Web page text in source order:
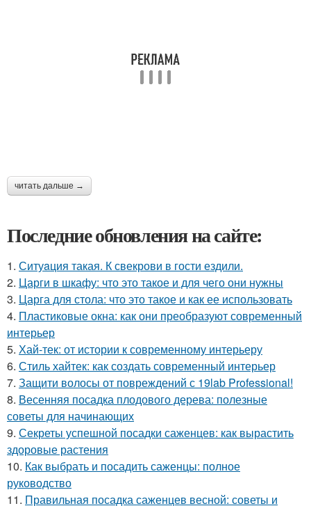
читать дальше →
Последние обновления на сайте:
1. Ситуaция такая. К свекрови в гости ездили.
2. Царги в шкафу: что это такое и для чего они нужны
3. Царга для стола: что это такое и как ее использовать
4. Пластиковые окна: как они преобразуют современный
интерьер
5. Хай-тек: от истории к современному интерьеру
6. Стиль хайтек: как создать современный интерьер
7. Защити волосы от повреждений с 19lab Professional!
8. Весенняя посадка плодового дерева: полезные
советы для начинающих
9. Секреты успешной посадки саженцев: как вырастить
здоровые растения
10. Как выбрать и посадить саженцы: полное
руководство
11. Правильная посадка саженцев весной: советы и